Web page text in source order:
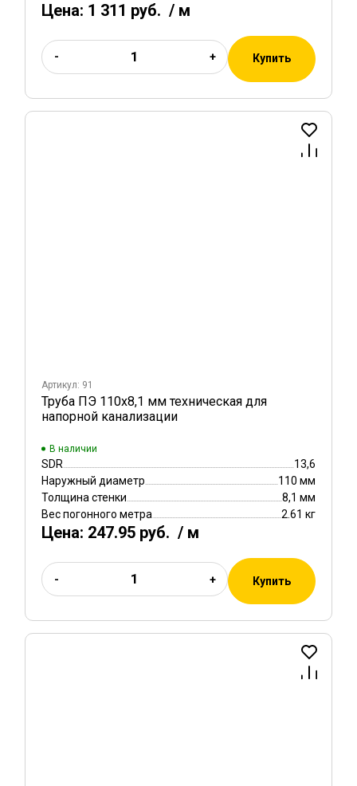
Цена: 1 311 руб. / м
- + Купить
Артикул: 91
Труба ПЭ 110х8,1 мм техническая для
напорной канализации
В наличии
SDR
13,6
Наружный диаметр
110 мм
Толщина стенки
8,1 мм
Вес погонного метра
2.61 кг
Цена: 247.95 руб. / м
- + Купить